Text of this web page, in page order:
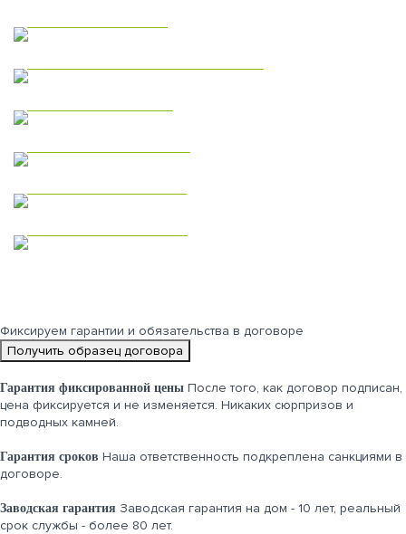
Фиксируем гарантии и обязательства в договоре
Получить образец договора
Гарантия фиксированной цены После того, как договор подписан,
цена фиксируется и не изменяется. Никаких сюрпризов и
подводных камней.
Гарантия сроков Наша ответственность подкреплена санкциями в
договоре.
Заводская гарантия Заводская гарантия на дом - 10 лет, реальный
срок службы - более 80 лет.